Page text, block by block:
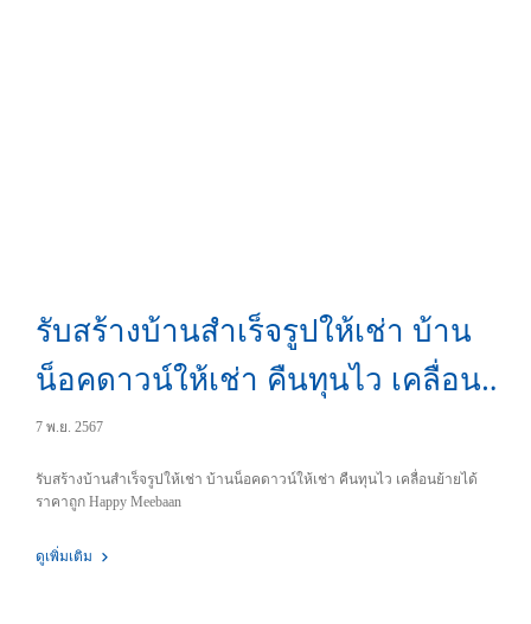
รับสร้างบ้านสำเร็จรูปให้เช่า บ้าน
น็อคดาวน์ให้เช่า คืนทุนไว เคลื่อน
ย้ายได้ ราคาถูก
7 พ.ย. 2567
รับสร้างบ้านสำเร็จรูปให้เช่า บ้านน็อคดาวน์ให้เช่า คืนทุนไว เคลื่อนย้ายได้
ราคาถูก Happy Meebaan
ดูเพิ่มเติม